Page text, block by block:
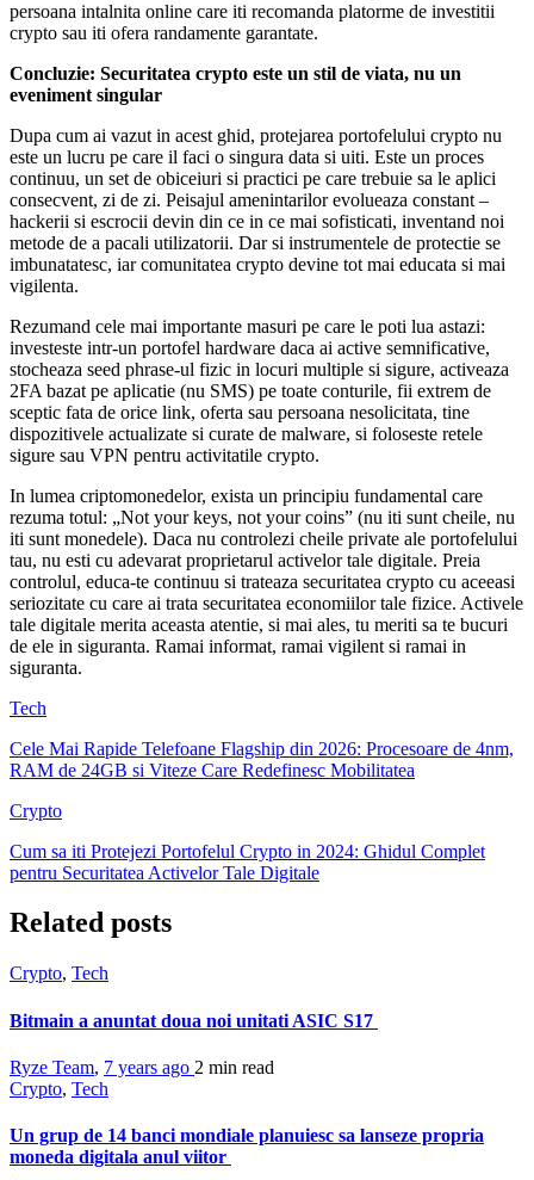
persoana intalnita online care iti recomanda platorme de investitii
crypto sau iti ofera randamente garantate.
Concluzie: Securitatea crypto este un stil de viata, nu un
eveniment singular
Dupa cum ai vazut in acest ghid, protejarea portofelului crypto nu
este un lucru pe care il faci o singura data si uiti. Este un proces
continuu, un set de obiceiuri si practici pe care trebuie sa le aplici
consecvent, zi de zi. Peisajul amenintarilor evolueaza constant –
hackerii si escrocii devin din ce in ce mai sofisticati, inventand noi
metode de a pacali utilizatorii. Dar si instrumentele de protectie se
imbunatatesc, iar comunitatea crypto devine tot mai educata si mai
vigilenta.
Rezumand cele mai importante masuri pe care le poti lua astazi:
investeste intr-un portofel hardware daca ai active semnificative,
stocheaza seed phrase-ul fizic in locuri multiple si sigure, activeaza
2FA bazat pe aplicatie (nu SMS) pe toate conturile, fii extrem de
sceptic fata de orice link, oferta sau persoana nesolicitata, tine
dispozitivele actualizate si curate de malware, si foloseste retele
sigure sau VPN pentru activitatile crypto.
In lumea criptomonedelor, exista un principiu fundamental care
rezuma totul: „Not your keys, not your coins” (nu iti sunt cheile, nu
iti sunt monedele). Daca nu controlezi cheile private ale portofelului
tau, nu esti cu adevarat proprietarul activelor tale digitale. Preia
controlul, educa-te continuu si trateaza securitatea crypto cu aceeasi
seriozitate cu care ai trata securitatea economiilor tale fizice. Activele
tale digitale merita aceasta atentie, si mai ales, tu meriti sa te bucuri
de ele in siguranta. Ramai informat, ramai vigilent si ramai in
siguranta.
Tech
Cele Mai Rapide Telefoane Flagship din 2026: Procesoare de 4nm,
RAM de 24GB si Viteze Care Redefinesc Mobilitatea
Crypto
Cum sa iti Protejezi Portofelul Crypto in 2024: Ghidul Complet
pentru Securitatea Activelor Tale Digitale
Related posts
Crypto, Tech
Bitmain a anuntat doua noi unitati ASIC S17
Ryze Team, 7 years ago 2 min read
Crypto, Tech
Un grup de 14 banci mondiale planuiesc sa lanseze propria
moneda digitala anul viitor